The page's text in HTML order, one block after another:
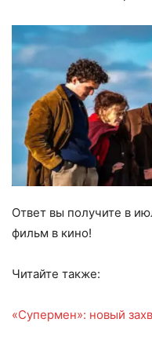
Ответ вы получите в
фильм в кино!
Читайте также:
«Супермен»: новый